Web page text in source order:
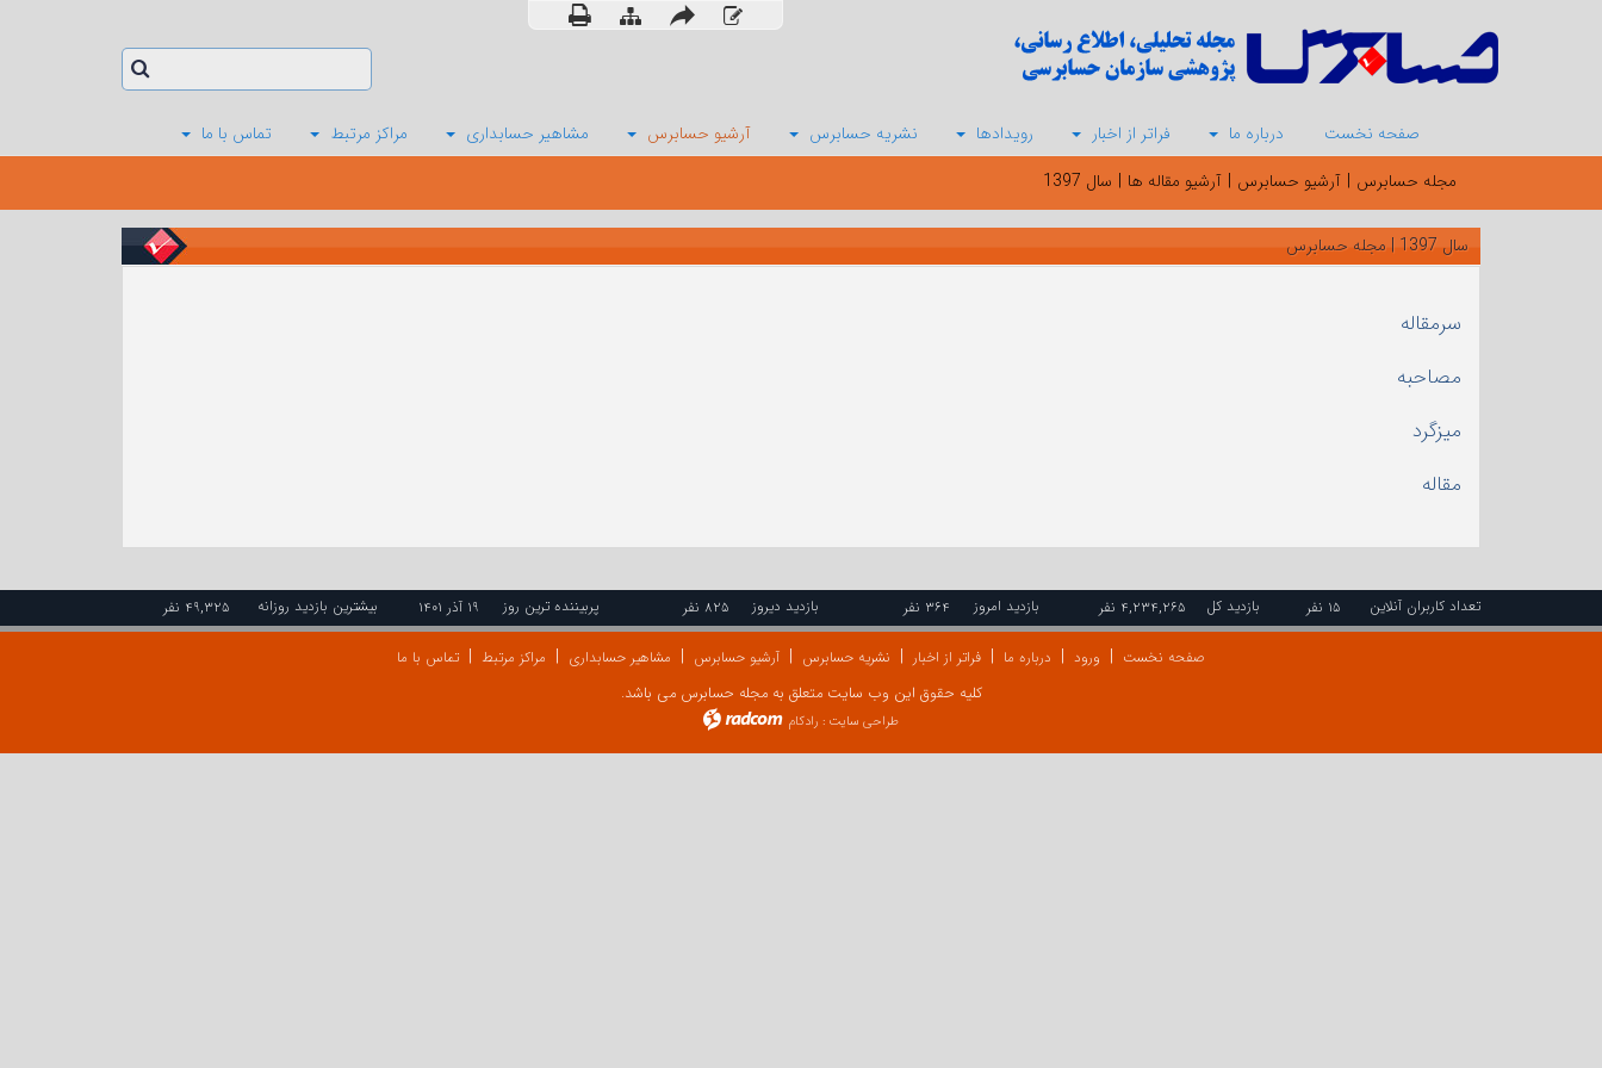
صفحه نخست درباره ما فراتر از اخبار رویدادها نشریه حسابرس آرشیو حسابرس مشاهیر حسابداری مراکز مرتبط
تماس با ما
مجله حسابرس | آرشیو حسابرس | آرشیو مقاله ها | سال 1397
سال 1397 | مجله حسابرس
سرمقاله
مصاحبه
میزگرد
مقاله
تعداد کاربران آنلاین ۱۵ نفر بازدید کل ۴,۲۳۴,۲۶۵ نفر بازدید امروز ۳۶۴ نفر بازدید دیروز ۸۲۵ نفر پربیننده ترین روز ۱۹ آذر ۱۴۰۱ بیشترین بازدید روزانه ۴۹,۳۲۵ نفر
صفحه نخست ورود درباره ما فراتر از اخبار نشریه حسابرس آرشیو حسابرس مشاهیر حسابداری مراکز مرتبط تماس با ما
کلیه حقوق این وب سایت متعلق به مجله حسابرس می باشد.
طراحی سایت : رادکام radcom